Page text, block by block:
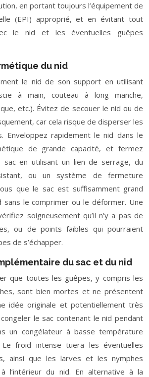
en portant toujours l’équipement de
(EPI) approprié, et en évitant tout
le nid et les éventuelles guêpes
du nid
le nid de son support en utilisant
à main, couteau à long manche,
etc.). Évitez de secouer le nid ou de
car cela risque de disperser les
Enveloppez rapidement le nid dans le
de grande capacité, et fermez
sac en utilisant un lien de serrage, du
ou un système de fermeture
que le sac est suffisamment grand
sans le comprimer ou le déformer. Une
soigneusement qu’il n’y a pas de
ou de points faibles qui pourraient
de s’échapper.
du sac et du nid
que toutes les guêpes, y compris les
sont bien mortes et ne présentent
idée originale et potentiellement très
le sac contenant le nid pendant
un congélateur à basse température
Le froid intense tuera les éventuelles
ainsi que les larves et les nymphes
l’intérieur du nid. En alternative à la